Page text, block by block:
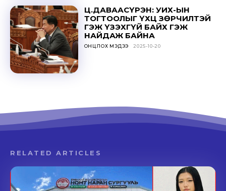
Ц.ДАВААСҮРЭН: УИХ-ЫН
ТОГТООЛЫГ ҮХЦ ЗӨРЧИЛТЭЙ
ГЭЖ ҮЗЭХГҮЙ БАЙХ ГЭЖ
НАЙДАЖ БАЙНА
ОНЦЛОХ МЭДЭЭ 2025-10-20
RELATED ARTICLES